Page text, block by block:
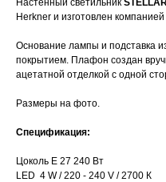
Herkner и изготовлен компанией
Основание лампы и подставка
покрытием. Плафон создан
ацетатной отделкой с одной
Размеры на фото.
Спецификация:
Цоколь Е 27 240 Вт
LED 4 W / 220 - 240 V / 2700 К